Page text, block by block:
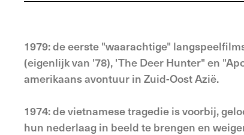
1979: de eerste "waarachtige"
(eigenlijk van '78), 'The Deer Hunter" en
amerikaans avontuur in Zuid-Oost Azië.
1974: de vietnamese tragedie is voorbij,
hun nederlaag in beeld te brengen en